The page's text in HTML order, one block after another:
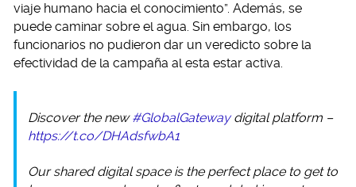
viaje humano hacia el conocimiento”. Además, se
puede caminar sobre el agua. Sin embargo, los
funcionarios no pudieron dar un veredicto sobre la
efectividad de la campaña al esta estar activa.
Discover the new#GlobalGatewaydigital platform –
https://t.co/DHAdsfwbA1
Our shared digital space is the perfect place to get to